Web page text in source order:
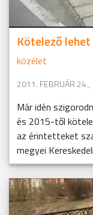
Kötelező
közélet
2011. FEBRUÁR
Már idén
és 2015-től
az érintetteket
megyei